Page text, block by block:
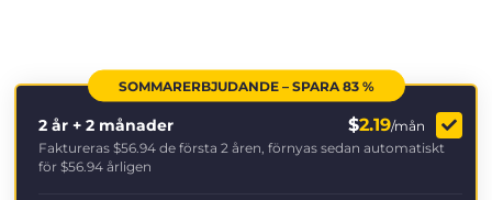
SOMMARERBJUDANDE – SPARA 83 %
2 år + 2 månader $2.19/mån
Faktureras $56.94 de första 2 åren, förnyas sedan automatiskt
för $56.94 årligen